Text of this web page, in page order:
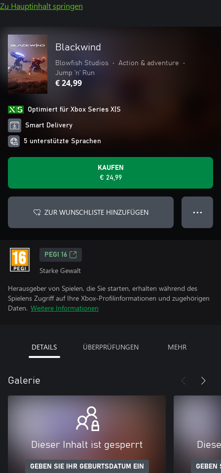
Zu Hauptinhalt springen
Blackwind
Blowfish Studios • Action & adventure
•
Jump ’n’ Run
€ 24,99
Optimiert für Xbox Series X|S
Smart Delivery
5 unterstützte Sprachen
KAUFEN
€ 24,99
ZUR WUNSCHLISTE HINZUFÜGEN ● ● ●
PEGI 16
Starke Gewalt
Herausgeber von Spielen, die Sie starten, erhalten während des
Spielens Zugriff auf Ihre Xbox-Profilinformationen und zugehörigen
Daten. Weitere Informationen
DETAILS ÜBERPRÜFUNGEN MEHR
Galerie
Dieser Inhalt ist gesperrt
GEBEN SIE IHR GEBURTSDATUM EIN GEBEN